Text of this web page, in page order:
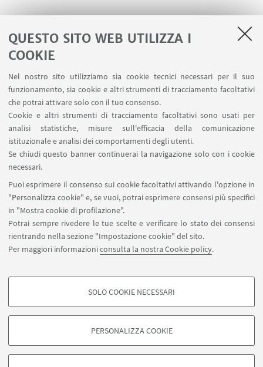
QUESTO SITO WEB UTILIZZA I
COOKIE
Nel nostro sito utilizziamo sia cookie tecnici necessari per il suo
funzionamento, sia cookie e altri strumenti di tracciamento facoltativi
che potrai attivare solo con il tuo consenso.
Cookie e altri strumenti di tracciamento facoltativi sono usati per
analisi statistiche, misure sull'efficacia della comunicazione
istituzionale e analisi dei comportamenti degli utenti.
Se chiudi questo banner continuerai la navigazione solo con i cookie
necessari.
Puoi esprimere il consenso sui cookie facoltativi attivando l'opzione in
"Personalizza cookie" e, se vuoi, potrai esprimere consensi più specifici
in "Mostra cookie di profilazione".
Potrai sempre rivedere le tue scelte e verificare lo stato dei consensi
rientrando nella sezione "Impostazione cookie" del sito.
Per maggiori informazioniconsulta la nostra Cookie policy.
COOKIE DI PROFILAZIONE - FACOLTATIVI
degli utenti, creare profili in base al loro comportamento sul sito, per analisi
di marketing.
SOLO COOKIE NECESSARI
PERSONALIZZA COOKIE
Area riservata
Contatti
SEGUI IL DIPARTIMENTO SU:
SEGUI UNIBO SU:
APP:
©Copyright 2026 - ALMA MATER STUDIORUM - Università di
Bologna - Via Zamboni, 33 - 40126 Bologna - PI: 01131710376 - CF:
80007010376
Privacy
Note legali
Informazioni sul sito e accessibilità